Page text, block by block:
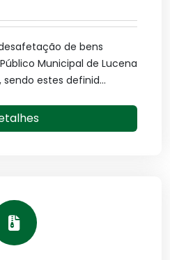
de bens
Municipal de Lucena
estes definid...